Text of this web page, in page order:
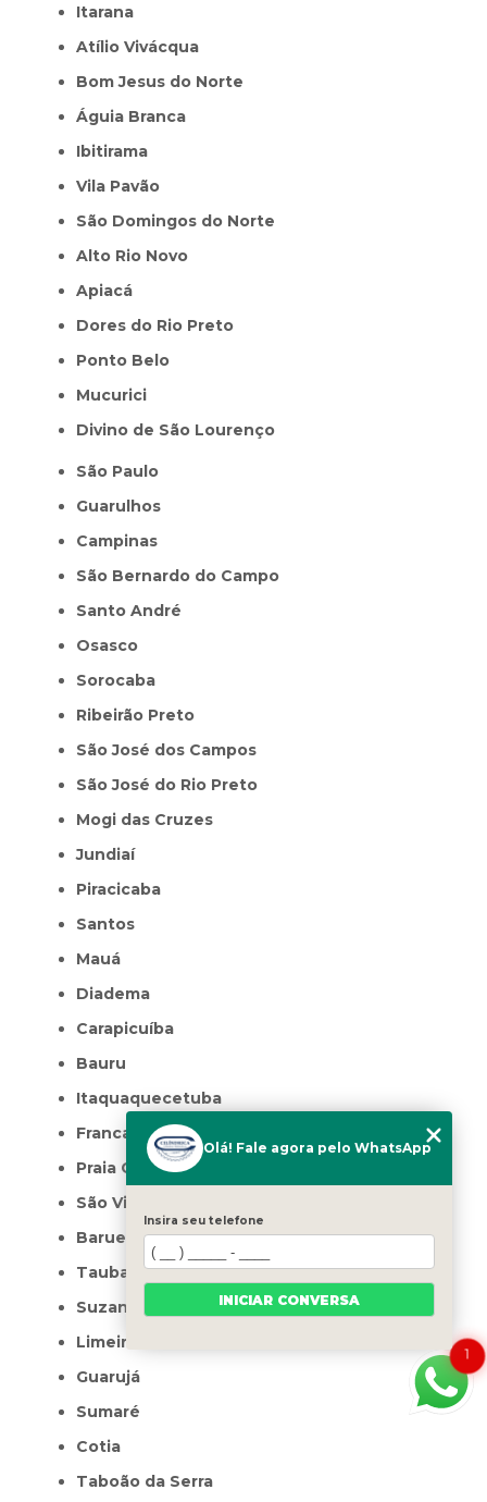
Itarana
Atílio Vivácqua
Bom Jesus do Norte
Águia Branca
Ibitirama
Vila Pavão
São Domingos do Norte
Alto Rio Novo
Apiacá
Dores do Rio Preto
Ponto Belo
Mucurici
Divino de São Lourenço
São Paulo
Guarulhos
Campinas
São Bernardo do Campo
Santo André
Osasco
Sorocaba
Ribeirão Preto
São José dos Campos
São José do Rio Preto
Mogi das Cruzes
Jundiaí
Piracicaba
Santos
Mauá
Diadema
Carapicuíba
Bauru
Itaquaquecetuba
Franca
Praia Grande
São Vicente
Barueri
Taubaté
Suzano
Limeira
Guarujá
Sumaré
Cotia
Taboão da Serra
1
Olá! Fale agora pelo WhatsApp
Insira seu telefone
INICIAR CONVERSA